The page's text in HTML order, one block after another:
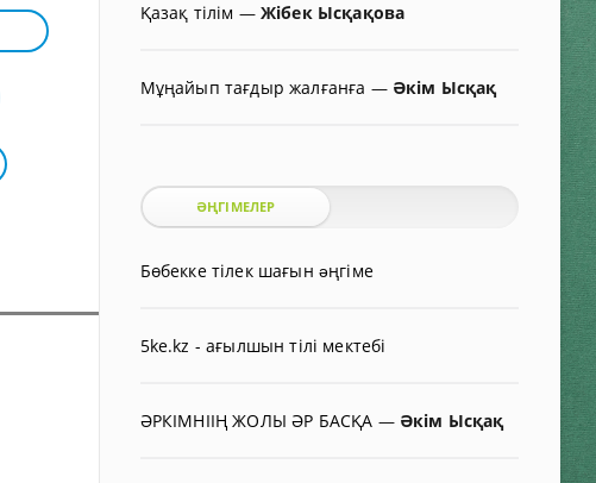
Қазақ тілім — Жібек Ысқақова
Мұңайып тағдыр жалғанға — Әкім Ысқақ
ӘҢГІМЕЛЕР
Бөбекке тілек шағын əңгіме
5ke.kz - ағылшын тілі мектебі
ӘРКІМНІІҢ ЖОЛЫ ӘР БАСҚА — Әкім Ысқақ